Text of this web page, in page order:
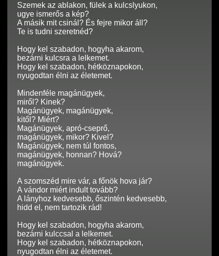
Szemek az ablakon, fülek a kulcslyukon,
ugye ismerős a kép?
A másik mit csinál? És fejre mikor áll?
Te is tudni szeretnéd?
Hogy kel szabadon, hogyha akarom,
bezárni kulcsra a lelkemet.
Hogy kel szabadon, hétköznapokon,
nyugodtan élni az életemet.
Mindenféle magánügyek,
miről? Kinek?
Magánügyek, magánügyek,
kitől? Miért?
Magánügyek, apró-cseprő,
magánügyek, mikor? Kivel?
Magánügyek, nem túl fontos,
magánügyek, honnan? Hová?
magánügyek.
A szomszéd mire vár, a főnök hova jár?
A vándor miért indult tovább?
A lányhoz kedvesebb, őszintén kedvesebb,
hidd el, nem tartozik rád!
Hogy kel szabadon, hogyha akarom,
bezárni kulccsal a lelkemet.
Hogy kel szabadon, hétköznapokon,
nyugodtan élni az életemet.